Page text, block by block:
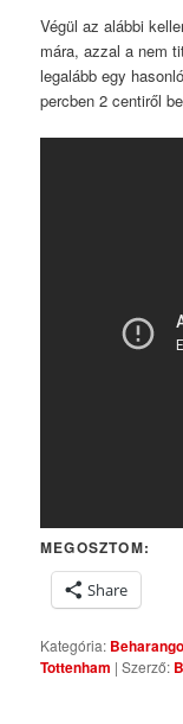
Végül az alábbi
mára, azzal a nem
legalább egy
percben 2 centiről
MEGOSZTOM:
Share
Kategória:
Tottenham | Szerző: